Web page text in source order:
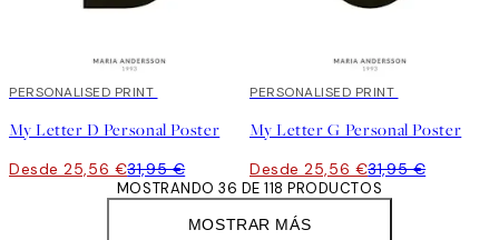
20%*
PERSONALISED PRINT
My Letter D Personal Poster
Desde 25,56 €31,95 €
20%*
PERSONALISED PRINT
My Letter G Personal Poster
Desde 25,56 €31,95 €
MOSTRAR MÁS
MOSTRANDO 36 DE 118 PRODUCTOS